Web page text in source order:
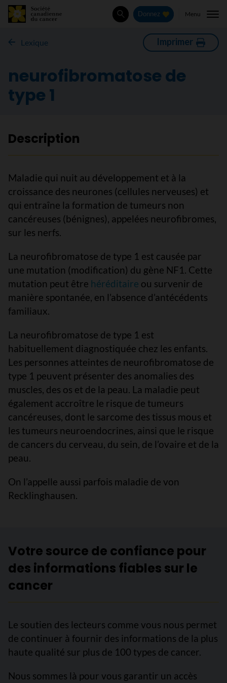
Rechercher
Donnez Menu
Lexique Imprimer
neurofibromatose de
type 1
Description
Maladie qui nuit au développement et à la
croissance des neurones (cellules nerveuses) et
qui entraîne la formation de tumeurs non
cancéreuses (bénignes), appelées neurofibromes,
sur les nerfs.
La neurofibromatose de type 1 est causée par
une mutation (modification) du gène NF1. Cette
mutation peut être héréditaire ou survenir de
manière spontanée, en l’absence d’antécédents
familiaux.
La neurofibromatose de type 1 est
habituellement diagnostiquée chez les enfants.
Les personnes atteintes de neurofibromatose de
type 1 peuvent présenter des anomalies des
muscles, des os et de la peau. La maladie peut
également accroître le risque de tumeurs
cancéreuses, dont le sarcome des tissus mous et
les tumeurs neuroendocrines, ainsi que le risque
de cancers du cerveau, du sein, de l’ovaire et de la
peau.
On l’appelle aussi parfois maladie de von
Recklinghausen.
Votre source de confiance pour
des informations fiables sur le
cancer
Le soutien des lecteurs comme vous nous permet
de continuer à fournir des informations de la plus
haute qualité sur plus de 100 types de cancer.
Nous sommes là pour vous garantir un accès